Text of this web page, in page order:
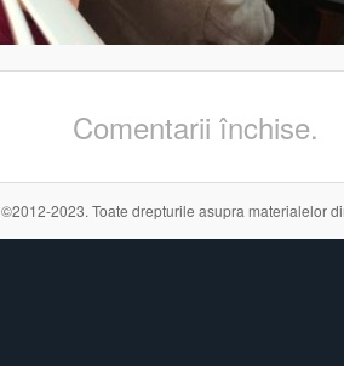
Comentarii închise.
©2012-2023. Toate drepturile asupra materialelor